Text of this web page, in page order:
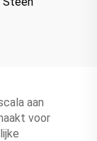
aan
voor